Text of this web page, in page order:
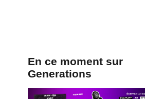
En ce moment sur
Generations